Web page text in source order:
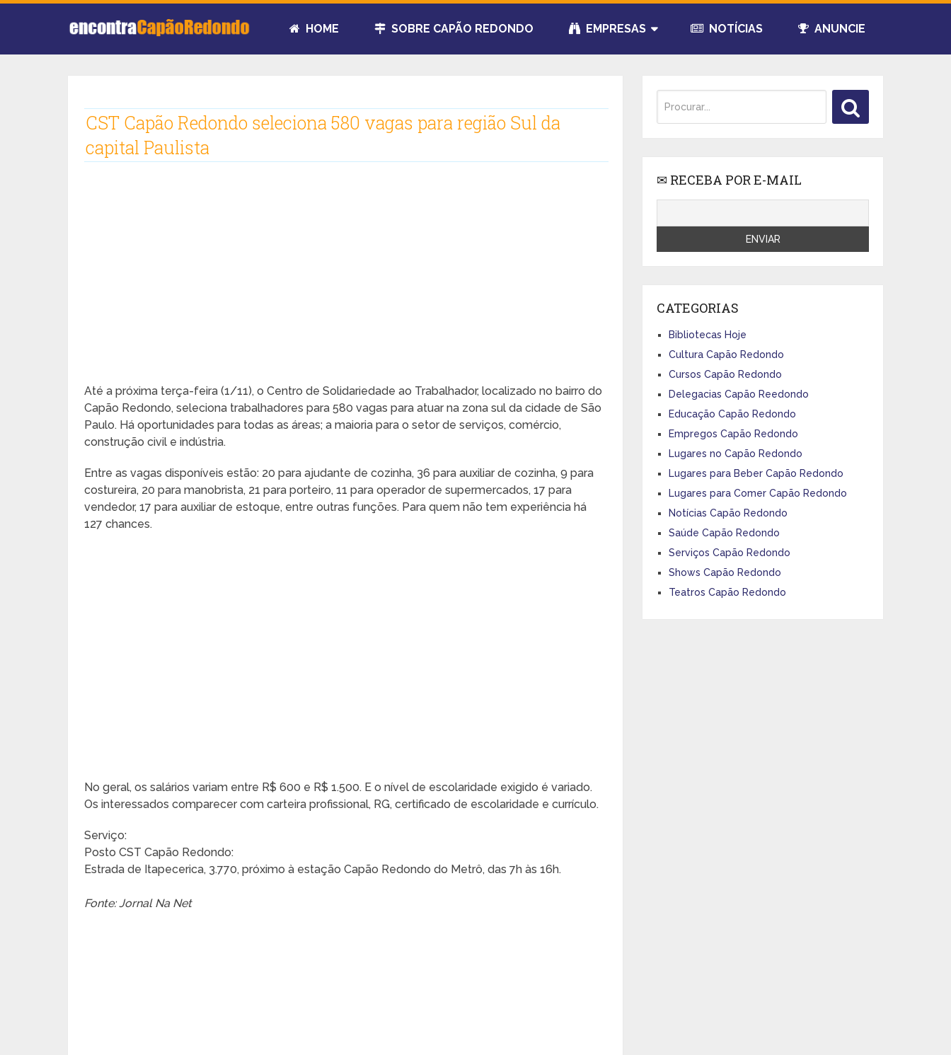
HOME SOBRE CAPÃO REDONDO EMPRESAS NOTÍCIAS ANUNCIE
CST Capão Redondo seleciona 580 vagas para região Sul da
capital Paulista ‎
Até a próxima terça-feira (1/11), o Centro de Solidariedade ao Trabalhador, localizado no bairro do
Capão Redondo, seleciona trabalhadores para 580 vagas para atuar na zona sul da cidade de São
Paulo. Há oportunidades para todas as áreas; a maioria para o setor de serviços, comércio,
construção civil e indústria.
Entre as vagas disponíveis estão: 20 para ajudante de cozinha, 36 para auxiliar de cozinha, 9 para
costureira, 20 para manobrista, 21 para porteiro, 11 para operador de supermercados, 17 para
vendedor, 17 para auxiliar de estoque, entre outras funções. Para quem não tem experiência há
127 chances.
No geral, os salários variam entre R$ 600 e R$ 1.500. E o nível de escolaridade exigido é variado.
Os interessados comparecer com carteira profissional, RG, certificado de escolaridade e currículo.
Serviço:
Posto CST Capão Redondo:
Estrada de Itapecerica, 3.770, próximo à estação Capão Redondo do Metrô, das 7h às 16h.
Fonte: Jornal Na Net
✉ RECEBA POR E-MAIL
CATEGORIAS
Bibliotecas Hoje
Cultura Capão Redondo
Cursos Capão Redondo
Delegacias Capão Reedondo
Educação Capão Redondo
Empregos Capão Redondo
Lugares no Capão Redondo
Lugares para Beber Capão Redondo
Lugares para Comer Capão Redondo
Notícias Capão Redondo
Saúde Capão Redondo
Serviços Capão Redondo
Shows Capão Redondo
Teatros Capão Redondo